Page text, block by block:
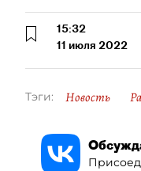
15:32
11 июля 2022
Тэги: Новость